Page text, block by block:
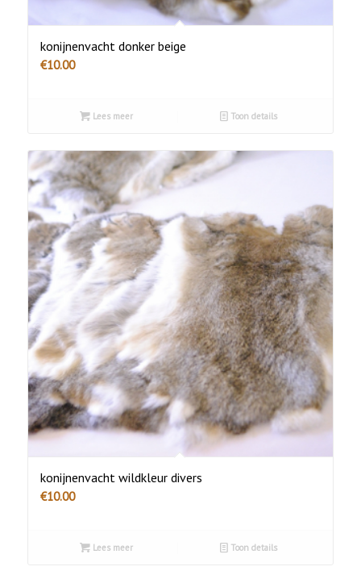
konijnenvacht donker beige
€10.00
Lees meer Toon details
konijnenvacht wildkleur divers
€10.00
Lees meer Toon details